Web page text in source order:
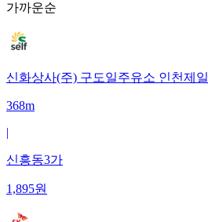
가까운순
신화상사(주) 구도일주유소 인천제일
368m
|
신흥동3가
1,895원